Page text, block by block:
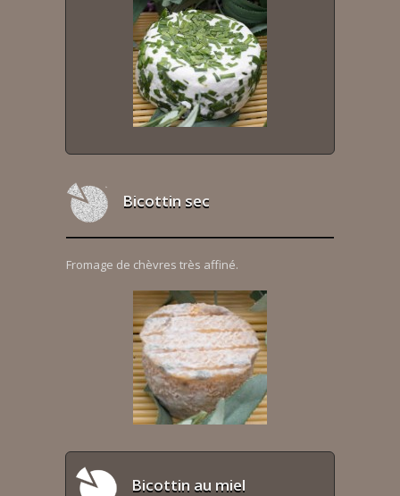
Bicottin sec
Fromage de chèvres très affiné.
Bicottin au miel